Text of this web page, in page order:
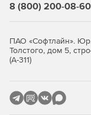
8 (800) 200-08-60
ПАО «Софтлайн». Юр.
Толстого, дом 5,
(А-311)